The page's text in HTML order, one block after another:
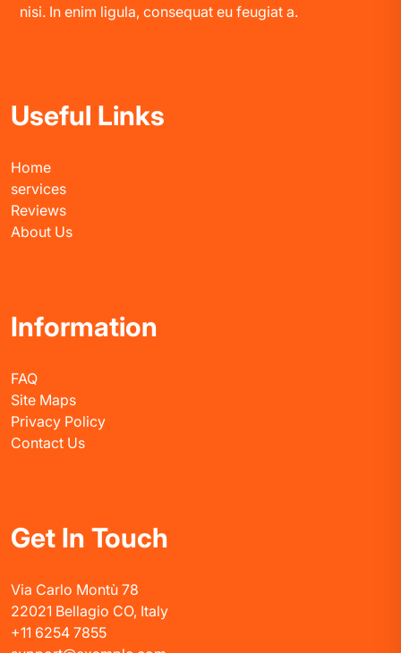
nisi. In enim ligula, consequat eu feugiat a.
Useful Links
Home
services
Reviews
About Us
Information
FAQ
Site Maps
Privacy Policy
Contact Us
Get In Touch
Via Carlo Montù 78
22021 Bellagio CO, Italy
+11 6254 7855